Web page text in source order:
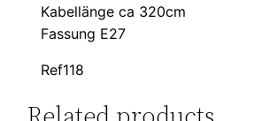
Kabellänge ca 320cm
Fassung E27
Ref118